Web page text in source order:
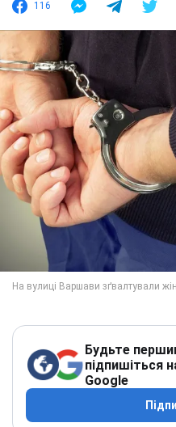
116
Будьте
підпишіться
Google